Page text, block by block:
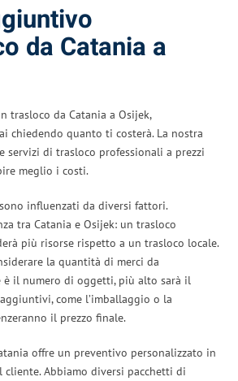
da Catania a
trasloco da Catania a Osijek,
chiedendo quanto ti costerà. La nostra
servizi di trasloco professionali a prezzi
meglio i costi.
influenzati da diversi fattori.
tra Catania e Osijek: un trasloco
più risorse rispetto a un trasloco locale.
la quantità di merci da
è il numero di oggetti, più alto sarà il
come l’imballaggio o la
il prezzo finale.
offre un preventivo personalizzato in
cliente. Abbiamo diversi pacchetti di